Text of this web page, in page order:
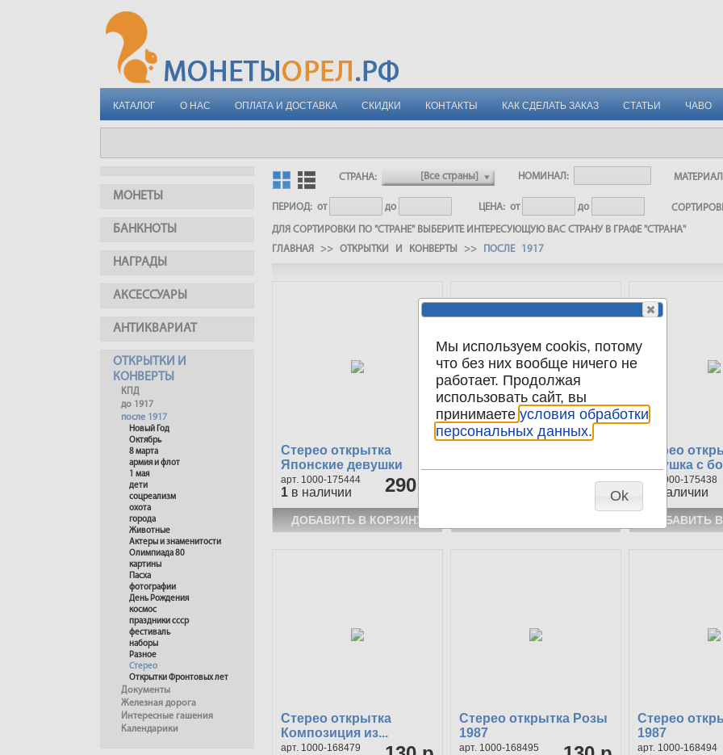
КАТАЛОГ О НАС ОПЛАТА И ДОСТАВКА СКИДКИ КОНТАКТЫ КАК СДЕЛАТЬ ЗАКАЗ СТАТЬИ ЧАВО
МОНЕТЫ
БАНКНОТЫ
НАГРАДЫ
АКСЕССУАРЫ
АНТИКВАРИАТ
ОТКРЫТКИ И
КОНВЕРТЫ
КПД
до 1917
после 1917
Новый Год
Октябрь
8 марта
армия и флот
1 мая
дети
соцреализм
охота
города
Животные
Актеры и знаменитости
Олимпиада 80
картины
Пасха
фотографии
День Рождения
космос
праздники ссср
фестиваль
наборы
Разное
Стерео
Открытки Фронтовых лет
Документы
Железная дорога
Интересные гашения
Календарики
СТРАНА: НОМИНАЛ:
ПЕРИОД: от до ЦЕНА: от до
ДЛЯ СОРТИРОВКИ ПО "СТРАНЕ" ВЫБЕРИТЕ ИНТЕРЕСУЮЩУЮ ВАС СТРАНУ В ГРАФЕ "СТРАНА"
ГЛАВНАЯ
>> ОТКРЫТКИ И КОНВЕРТЫ >> ПОСЛЕ 1917
Стерео открытка
Японские девушки
290 р
1000-175444
1 в наличии 290 р
Стерео
Девушка с
1000-175438
в наличии
Стерео открытка
Композиция из...
1000-168479
Стерео открытка Розы
1987
1000-168495
Стерео
1987
1000-168494
Мы используем cookis, потому
что без них вообще ничего не
работает. Продолжая
использовать сайт, вы
принимаете условия обработки
персональных данных.
Ok